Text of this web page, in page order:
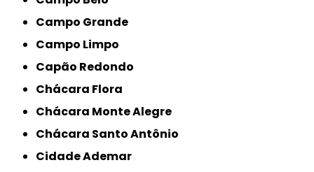
Campo Grande
Campo Limpo
Capão Redondo
Chácara Flora
Chácara Monte Alegre
Chácara Santo Antônio
Cidade Ademar